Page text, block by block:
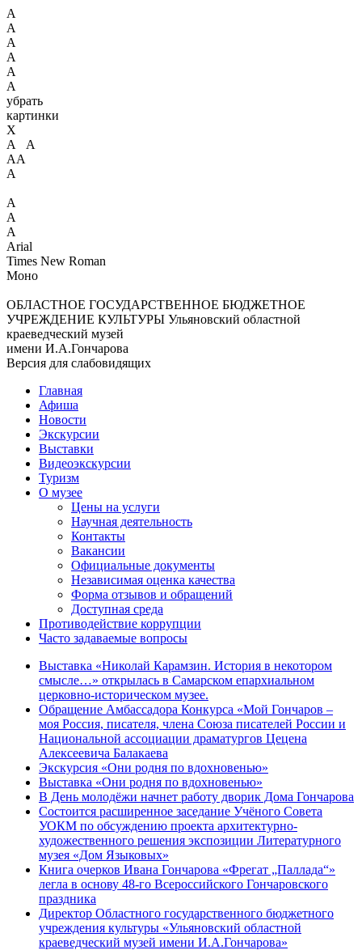
А
А
А
А
А
А
убрать
картинки
X
А А
АА
А
А
А
А
Arial
Times New Roman
Моно
ОБЛАСТНОЕ ГОСУДАРСТВЕННОЕ БЮДЖЕТНОЕ
УЧРЕЖДЕНИЕ КУЛЬТУРЫ Ульяновский областной
краеведческий музей
имени И.А.Гончарова
Версия для слабовидящих
Главная
Афиша
Новости
Экскурсии
Выставки
Видеоэкскурсии
Туризм
О музее
Цены на услуги
Научная деятельность
Контакты
Вакансии
Официальные документы
Независимая оценка качества
Форма отзывов и обращений
Доступная среда
Противодействие коррупции
Часто задаваемые вопросы
Выставка «Николай Карамзин. История в некотором
смысле…» открылась в Самарском епархиальном
церковно-историческом музее.
Обращение Амбассадора Конкурса «Мой Гончаров –
моя Россия, писателя, члена Союза писателей России и
Национальной ассоциации драматургов Цецена
Алексеевича Балакаева
Экскурсия «Они родня по вдохновенью»
Выставка «Они родня по вдохновенью»
В День молодёжи начнет работу дворик Дома Гончарова
Состоится расширенное заседание Учёного Совета
УОКМ по обсуждению проекта архитектурно-
художественного решения экспозиции Литературного
музея «Дом Языковых»
Книга очерков Ивана Гончарова «Фрегат „Паллада“»
легла в основу 48-го Всероссийского Гончаровского
праздника
Директор Областного государственного бюджетного
учреждения культуры «Ульяновский областной
краеведческий музей имени И.А.Гончарова»